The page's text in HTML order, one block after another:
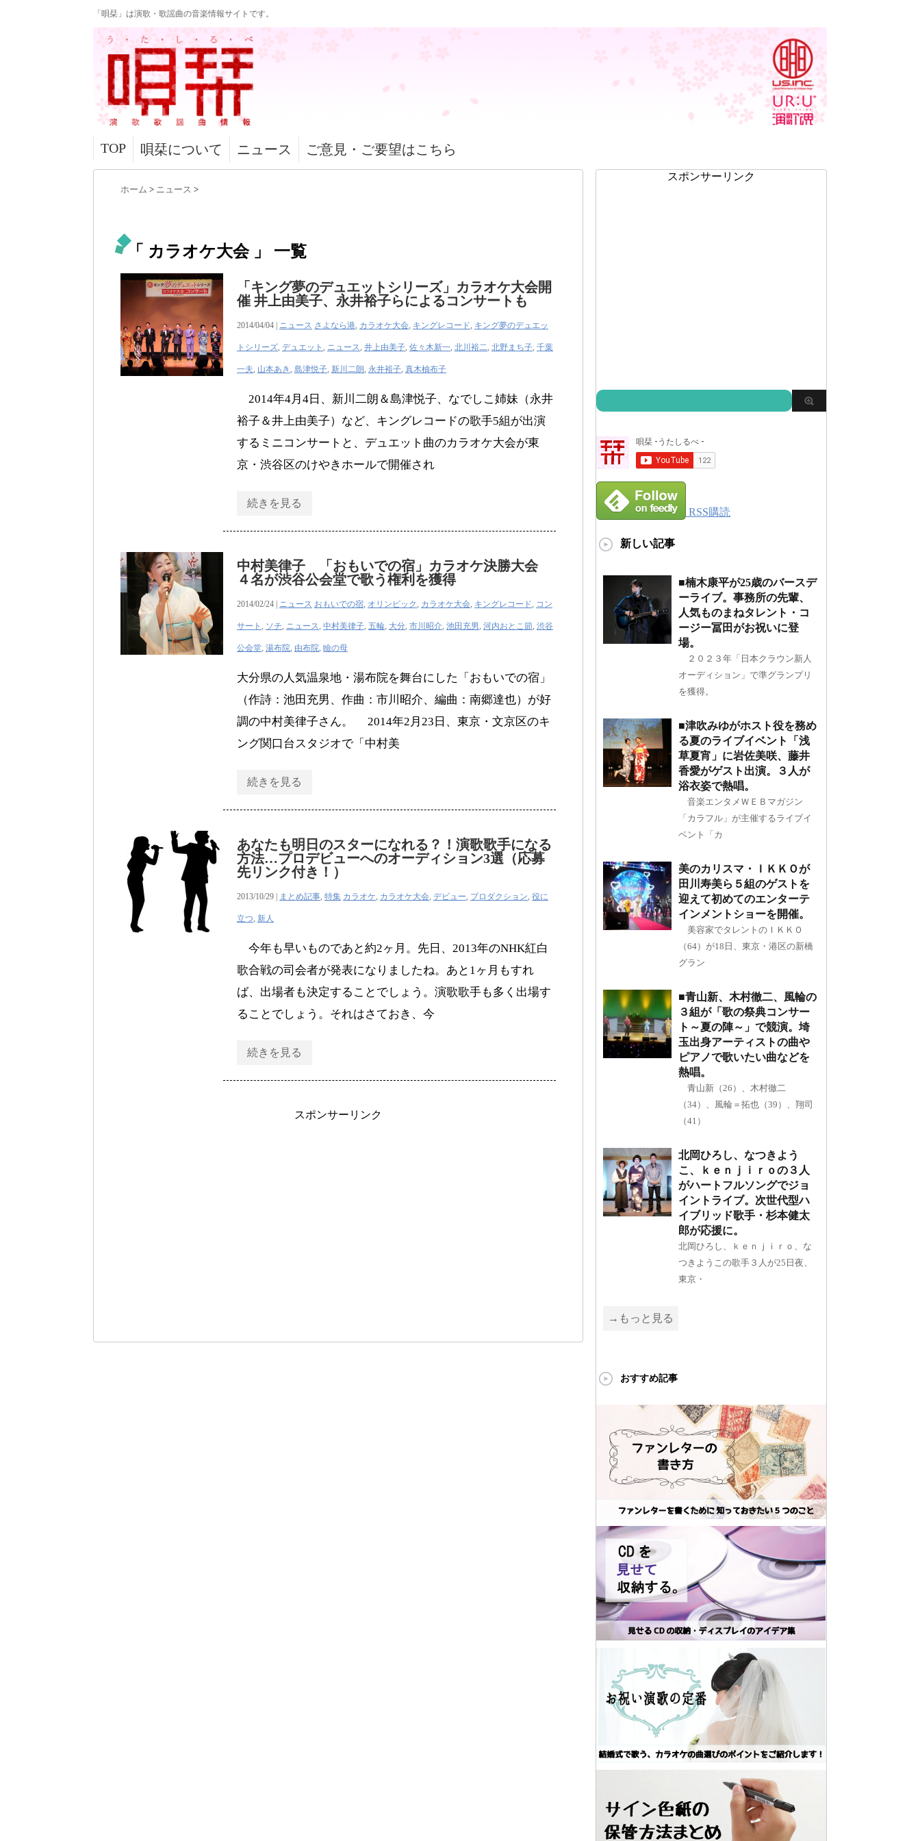
「唄栞」は演歌・歌謡曲の音楽情報サイトです。
TOP 唄栞について ニュース ご意見・ご要望はこちら
ホーム > ニュース >
「 カラオケ大会 」 一覧
「キング夢のデュエットシリーズ」カラオケ大会開
催 井上由美子、永井裕子らによるコンサートも
2014/04/04 | ニュース さよなら港, カラオケ大会, キングレコード, キング夢のデュエッ
トシリーズ, デュエット , ニュース, 井上由美子, 佐々木新一, 北川裕二, 北野まち子, 千葉
一夫, 山本あき, 島津悦子, 新川二朗, 永井裕子, 真木柚布子
2014年4月4日、新川二朗＆島津悦子、なでしこ姉妹（永井
裕子＆井上由美子）など、キングレコードの歌手5組が出演
するミニコンサートと、デュエット曲のカラオケ大会が東
京・渋谷区のけやきホールで開催され
続きを見る
中村美律子 「おもいでの宿」カラオケ決勝大会
４名が渋谷公会堂で歌う権利を獲得
2014/02/24 | ニュース おもいでの宿, オリンピック, カラオケ大会, キングレコード, コン
サート , ソチ, ニュース, 中村美律子, 五輪, 大分, 市川昭介, 池田充男, 河内おとこ節, 渋谷
公会堂, 湯布院, 由布院, 瞼の母
大分県の人気温泉地・湯布院を舞台にした「おもいでの宿」
（作詩：池田充男、作曲：市川昭介、編曲：南郷達也）が好
調の中村美律子さん。 2014年2月23日、東京・文京区のキ
ング関口台スタジオで「中村美
続きを見る
あなたも明日のスターになれる？！演歌歌手になる
方法…プロデビューへのオーディション3選（応募
先リンク付き！）
2013/10/29 | まとめ記事, 特集 カラオケ, カラオケ大会, デビュー, プロダクション, 役に
立つ, 新人
今年も早いものであと約2ヶ月。先日、2013年のNHK紅白
歌合戦の司会者が発表になりましたね。あと1ヶ月もすれ
ば、出場者も決定することでしょう。演歌歌手も多く出場す
ることでしょう。それはさておき、今
続きを見る
スポンサーリンク
スポンサーリンク
RSS購読
新しい記事
■楠木康平が25歳のバースデ
ーライブ。事務所の先輩、
人気ものまねタレント・コ
ージー冨田がお祝いに登
場。
２０２３年「日本クラウン新人
オーディション」で準グランプリ
を獲得。
■津吹みゆがホスト役を務め
る夏のライブイベント「浅
草夏宵」に岩佐美咲、藤井
香愛がゲスト出演。３人が
浴衣姿で熱唱。
音楽エンタメＷＥＢマガジン
「カラフル」が主催するライブイ
ベント「カ
美のカリスマ・ＩＫＫＯが
田川寿美ら５組のゲストを
迎えて初めてのエンターテ
インメントショーを開催。
美容家でタレントのＩＫＫＯ
（64）が18日、東京・港区の新橋
グラン
■青山新、木村徹二、風輪の
３組が「歌の祭典コンサー
ト～夏の陣～」で競演。埼
玉出身アーティストの曲や
ピアノで歌いたい曲などを
熱唱。
青山新（26）、木村徹二
（34）、風輪＝拓也（39）、翔司
（41）
北岡ひろし、なつきよう
こ、ｋｅｎｊｉｒｏの３人
がハートフルソングでジョ
イントライブ。次世代型ハ
イブリッド歌手・杉本健太
郎が応援に。
北岡ひろし、ｋｅｎｊｉｒｏ、な
つきようこの歌手３人が25日夜、
東京・
→もっと見る
おすすめ記事